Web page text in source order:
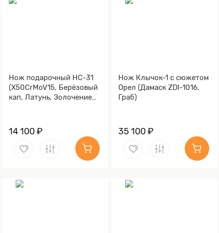
Нож подарочный НС-31
(X50CrMoV15, Берёзовый
кап, Латунь, Золочение
14 100 ₽
Нож Клычок-1 с сюжетом
Орел (Дамаск ZDI-1016,
Граб)
35 100 ₽